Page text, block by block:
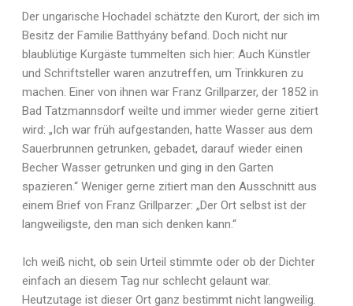
Der ungarische Hochadel schätzte den Kurort, der sich im
Besitz der Familie Batthyány befand. Doch nicht nur
blaublütige Kurgäste tummelten sich hier: Auch Künstler
und Schriftsteller waren anzutreffen, um Trinkkuren zu
machen. Einer von ihnen war Franz Grillparzer, der 1852 in
Bad Tatzmannsdorf weilte und immer wieder gerne zitiert
wird: „Ich war früh aufgestanden, hatte Wasser aus dem
Sauerbrunnen getrunken, gebadet, darauf wieder einen
Becher Wasser getrunken und ging in den Garten
spazieren.“ Weniger gerne zitiert man den Ausschnitt aus
einem Brief von Franz Grillparzer: „Der Ort selbst ist der
langweiligste, den man sich denken kann.“
Ich weiß nicht, ob sein Urteil stimmte oder ob der Dichter
einfach an diesem Tag nur schlecht gelaunt war.
Heutzutage ist dieser Ort ganz bestimmt nicht langweilig.